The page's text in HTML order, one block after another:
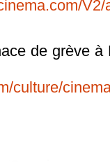
de grève à
culture/